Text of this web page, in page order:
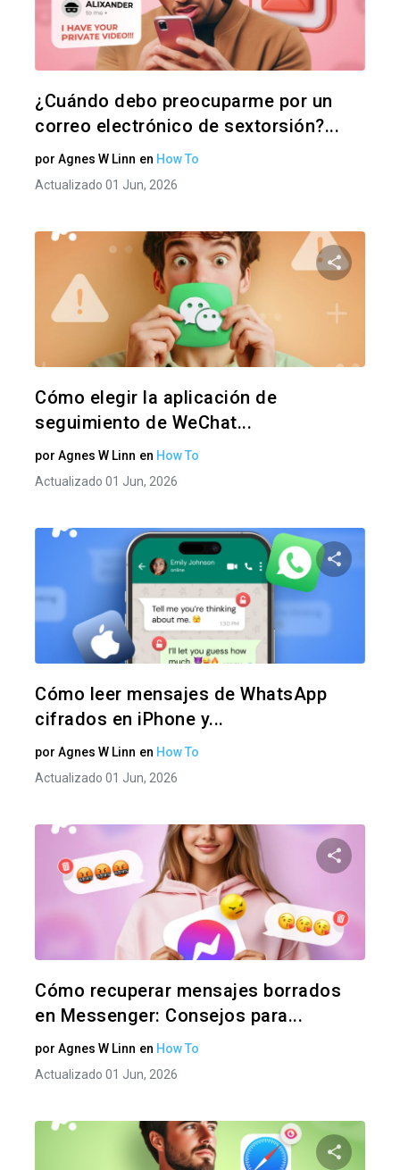
¿Cuándo debo preocuparme por un
correo electrónico de sextorsión?...
por Agnes W Linn en How To
Actualizado 01 Jun, 2026
Cómo elegir la aplicación de
seguimiento de WeChat...
por Agnes W Linn en How To
Actualizado 01 Jun, 2026
Cómo leer mensajes de WhatsApp
cifrados en iPhone y...
por Agnes W Linn en How To
Actualizado 01 Jun, 2026
Cómo recuperar mensajes borrados
en Messenger: Consejos para...
por Agnes W Linn en How To
Actualizado 01 Jun, 2026